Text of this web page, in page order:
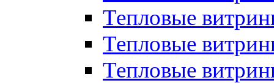
Тепловые
Тепловые
Тепловые